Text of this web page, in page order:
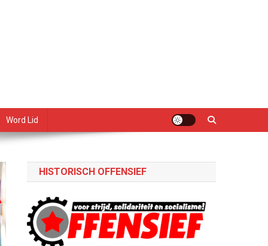
Word Lid
HISTORISCH OFFENSIEF